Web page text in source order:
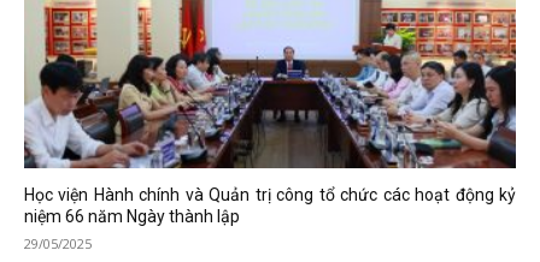
Học viện Hành chính và Quản trị công tổ chức các hoạt động kỷ
niệm 66 năm Ngày thành lập
29/05/2025